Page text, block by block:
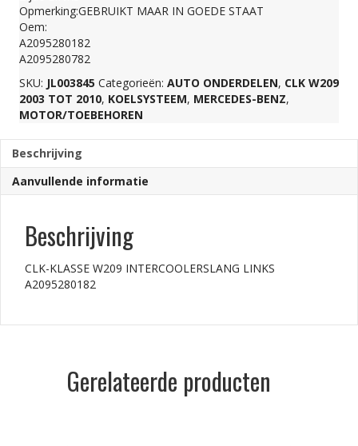
aantal
Opmerking:GEBRUIKT MAAR IN GOEDE STAAT
Oem:
A2095280182
A2095280782
SKU: JL003845 Categorieën: AUTO ONDERDELEN, CLK W209
2003 TOT 2010, KOELSYSTEEM, MERCEDES-BENZ,
MOTOR/TOEBEHOREN
Beschrijving
Aanvullende informatie
Beschrijving
CLK-KLASSE W209 INTERCOOLERSLANG LINKS
A2095280182
Gerelateerde producten